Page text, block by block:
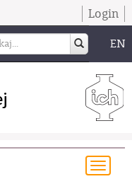
Login
EN